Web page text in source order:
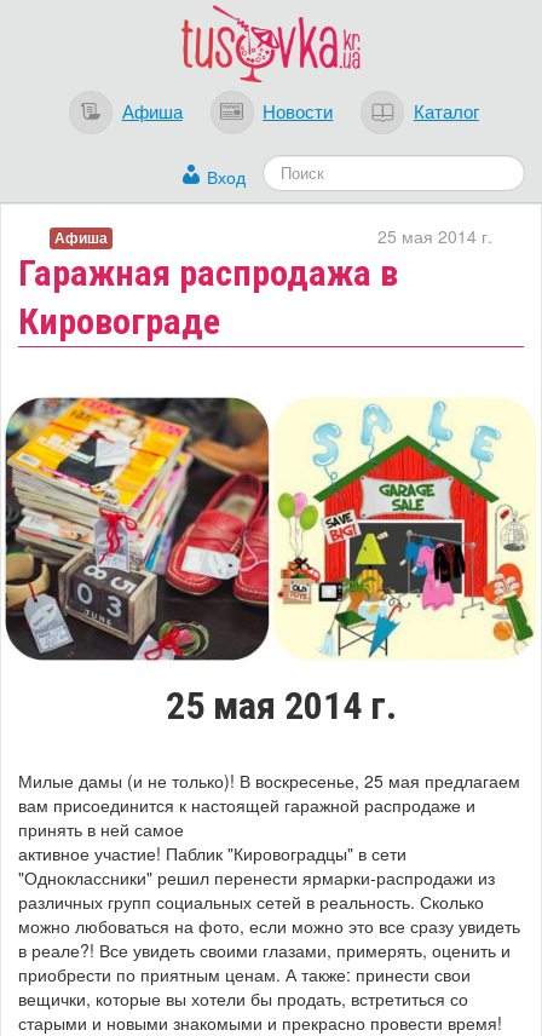
Афиша Новости Каталог
Вход
Гаражная распродажа в
Кировограде
25 мая 2014 г.
Афиша
25 мая 2014 г.
Милые дамы (и не только)! В воскресенье, 25 мая предлагаем
вам присоединится к настоящей гаражной распродаже и
принять в ней самое
активное участие! Паблик "Кировоградцы" в сети
"Одноклассники" решил перенести ярмарки-распродажи из
различных групп социальных сетей в реальность. Сколько
можно любоваться на фото, если можно это все сразу увидеть
в реале?! Все увидеть своими глазами, примерять, оценить и
приобрести по приятным ценам. А также: принести свои
вещички, которые вы хотели бы продать, встретиться со
старыми и новыми знакомыми и прекрасно провести время!